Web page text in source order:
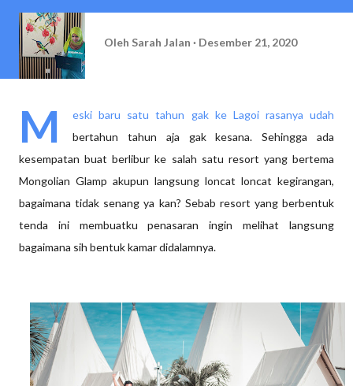
Oleh Sarah Jalan Desember 21, 2020
M
eski baru satu tahun gak ke Lagoi rasanya udah
bertahun tahun aja gak kesana. Sehingga ada
kesempatan buat berlibur ke salah satu resort yang bertema
Mongolian Glamp akupun langsung loncat loncat kegirangan,
bagaimana tidak senang ya kan? Sebab resort yang berbentuk
tenda ini membuatku penasaran ingin melihat langsung
bagaimana sih bentuk kamar didalamnya.